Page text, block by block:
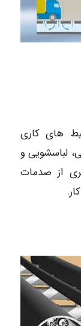
های کاری
لباسشویی و
از صدمات